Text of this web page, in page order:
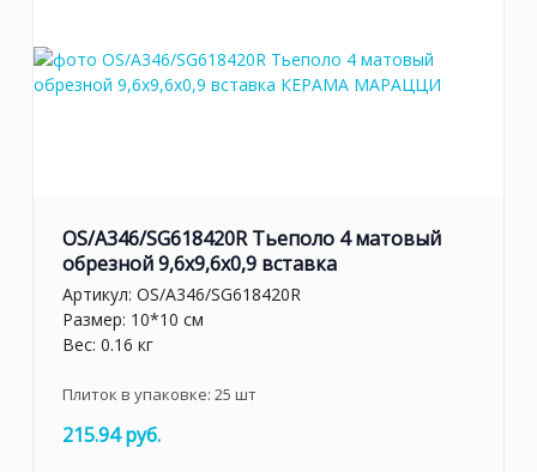
OS/A346/SG618420R Тьеполо 4 матовый
обрезной 9,6x9,6x0,9 вставка
Артикул: OS/A346/SG618420R
Размер: 10*10 см
Вес: 0.16 кг
Плиток в упаковке: 25 шт
215.94 руб.